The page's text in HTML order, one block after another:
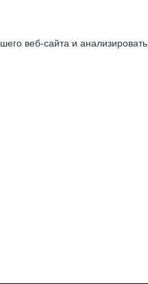
веб-сайта и анализировать